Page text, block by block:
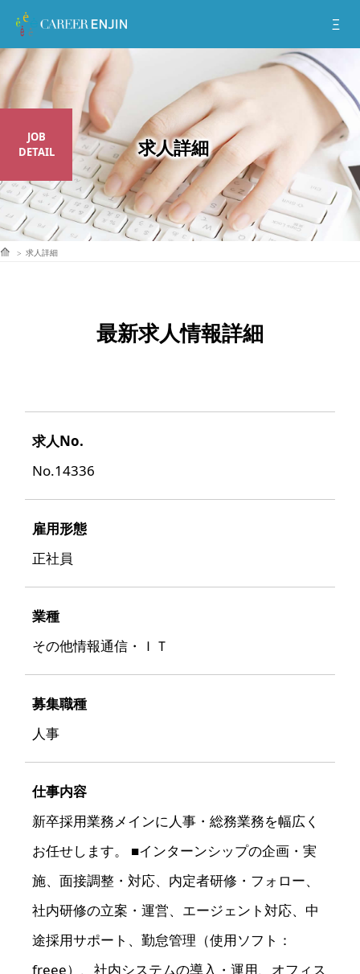
JOB
DETAIL
求人詳細
最新求人情報詳細
求人No.
No.14336
雇用形態
正社員
業種
その他情報通信・ＩＴ
募集職種
人事
仕事内容
新卒採用業務メインに人事・総務業務を幅広く
お任せします。 ■インターンシップの企画・実
施、面接調整・対応、内定者研修・フォロー、
社内研修の立案・運営、エージェント対応、中
途採用サポート、勤怠管理（使用ソフト：
freee）、社内システムの導入・運用、オフィス